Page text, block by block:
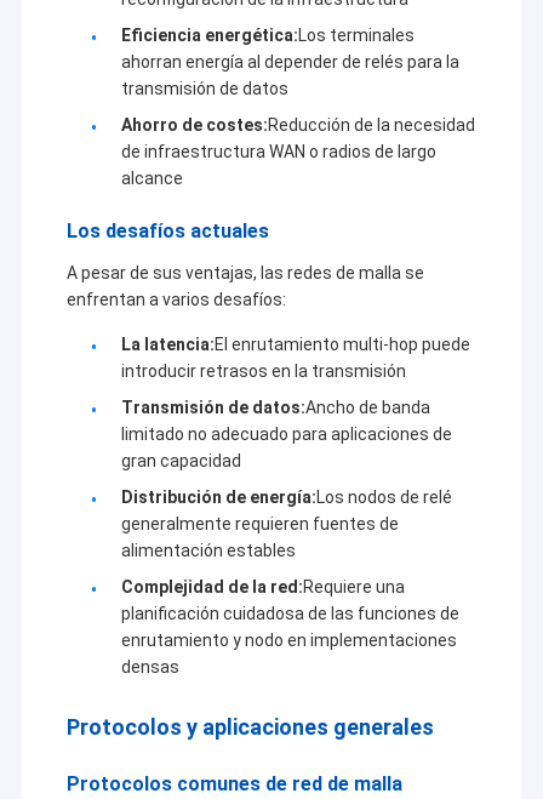
Eficiencia energética:Los terminales
ahorran energía al depender de relés para la
transmisión de datos
Ahorro de costes:Reducción de la necesidad
de infraestructura WAN o radios de largo
alcance
Los desafíos actuales
A pesar de sus ventajas, las redes de malla se
enfrentan a varios desafíos:
La latencia:El enrutamiento multi-hop puede
introducir retrasos en la transmisión
Transmisión de datos:Ancho de banda
limitado no adecuado para aplicaciones de
gran capacidad
Distribución de energía:Los nodos de relé
generalmente requieren fuentes de
alimentación estables
Complejidad de la red:Requiere una
planificación cuidadosa de las funciones de
enrutamiento y nodo en implementaciones
densas
Protocolos y aplicaciones generales
Protocolos comunes de red de malla
carbón/ferrocarril/transporte, iluminación de
calles/terremotos/condiciones
meteorológicas/protección del medio ambiente,
control de la adquisición de datos y GPS, topografía,
finanzas, metalurgia/industria química y
automatización del control de procesos
industriales,redes Ethernet inalámbricas industriales,
transmisión de vídeo a larga distancia, drones/nave
inalámbricos de múltiples vías que controla el robot.